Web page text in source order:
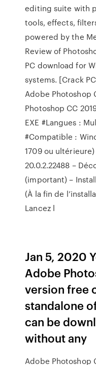
editing suite with
tools, effects,
powered by the
Review of
PC download for
systems. [Crack
Adobe Photoshop
Photoshop CC
EXE #Langues :
#Compatible :
1709 ou
20.0.2.22488 –
(important) –
(À la fin de
Lancez l
Jan 5, 2020
Adobe
version free
standalone
can be
without any
Adobe Photoshop